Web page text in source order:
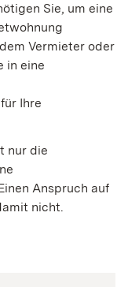
Sie, um eine
Vermieter oder
in eine
Ihre
nur die
Anspruch auf
nicht.